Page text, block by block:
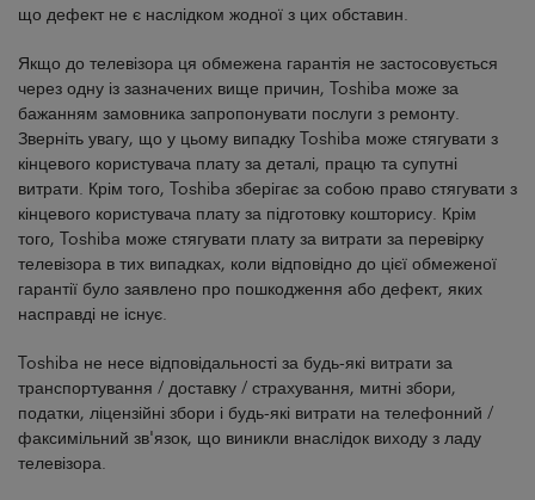
що дефект не є наслідком жодної з цих обставин.
Якщо до телевізора ця обмежена гарантія не застосовується
через одну із зазначених вище причин, Toshiba може за
бажанням замовника запропонувати послуги з ремонту.
Зверніть увагу, що у цьому випадку Toshiba може стягувати з
кінцевого користувача плату за деталі, працю та супутні
витрати. Крім того, Toshiba зберігає за собою право стягувати з
кінцевого користувача плату за підготовку кошторису. Крім
того, Toshiba може стягувати плату за витрати за перевірку
телевізора в тих випадках, коли відповідно до цієї обмеженої
гарантії було заявлено про пошкодження або дефект, яких
насправді не існує.
Toshiba не несе відповідальності за будь-які витрати за
транспортування / доставку / страхування, митні збори,
податки, ліцензійні збори і будь-які витрати на телефонний /
факсимільний зв'язок, що виникли внаслідок виходу з ладу
телевізора.